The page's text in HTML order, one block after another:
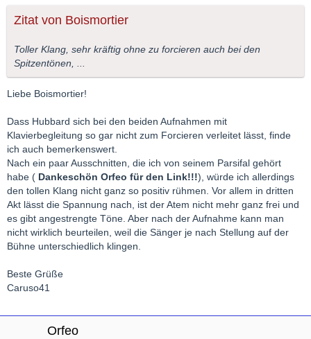
Zitat von Boismortier
Toller Klang, sehr kräftig ohne zu forcieren auch bei den
Spitzentönen, ...
Liebe Boismortier!
Dass Hubbard sich bei den beiden Aufnahmen mit
Klavierbegleitung so gar nicht zum Forcieren verleitet lässt, finde
ich auch bemerkenswert.
Nach ein paar Ausschnitten, die ich von seinem Parsifal gehört
habe ( Dankeschön Orfeo für den Link!!!), würde ich allerdings
den tollen Klang nicht ganz so positiv rühmen. Vor allem in dritten
Akt lässt die Spannung nach, ist der Atem nicht mehr ganz frei und
es gibt angestrengte Töne. Aber nach der Aufnahme kann man
nicht wirklich beurteilen, weil die Sänger je nach Stellung auf der
Bühne unterschiedlich klingen.
Beste Grüße
Caruso41
Orfeo